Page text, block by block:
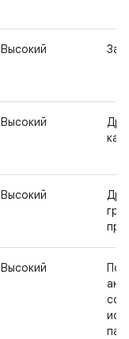
Высокий
Высокий
Высокий
Высокий